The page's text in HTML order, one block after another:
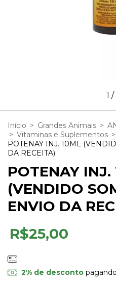
1 /
Início > Grandes Animais >
> Vitaminas e Suplementos >
POTENAY INJ. 10ML
DA RECEITA)
POTENAY INJ.
(VENDIDO
ENVIO DA
R$25,00
2% de desconto